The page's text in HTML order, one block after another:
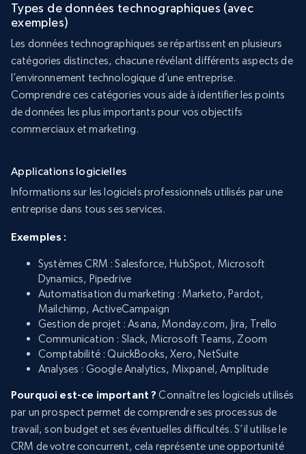
Types de données technographiques (avec
exemples)
Les données technographiques se répartissent en plusieurs
catégories distinctes, chacune révélant différents aspects de
l’environnement technologique d’une entreprise.
Comprendre ces catégories vous aide à identifier les points
de données les plus importants pour vos objectifs
commerciaux et marketing.
Applications logicielles
Informations sur les logiciels professionnels utilisés par une
entreprise dans tous ses services.
Exemples :
Systèmes CRM : Salesforce, HubSpot, Microsoft
Dynamics, Pipedrive
Automatisation du marketing : Marketo, Pardot,
Mailchimp, ActiveCampaign
Gestion de projet : Asana, Monday.com, Jira, Trello
Communication : Slack, Microsoft Teams, Zoom
Comptabilité : QuickBooks, Xero, NetSuite
Analyses : Google Analytics, Mixpanel, Amplitude
Pourquoi est-ce important ? Connaître les logiciels utilisés
par un prospect permet de comprendre ses processus de
travail, son budget et ses éventuelles difficultés. S’il utilise le
CRM de votre concurrent, cela représente une opportunité